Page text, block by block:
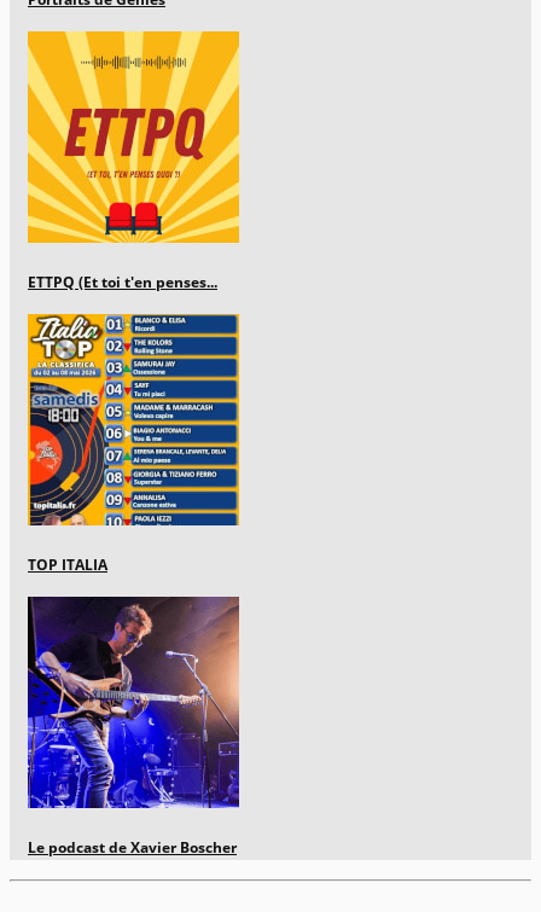
ETTPQ (Et toi t'en penses...
TOP ITALIA
Le podcast de Xavier Boscher